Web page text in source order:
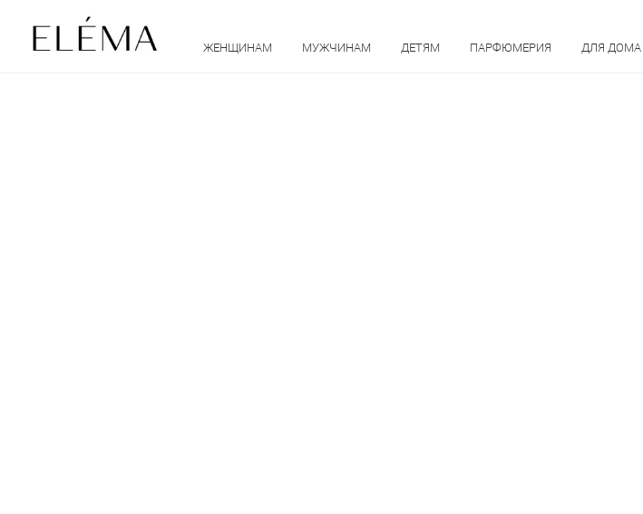
ЖЕНЩИНАМ МУЖЧИНАМ ДЕТЯМ ПАРФЮМЕРИЯ ДЛЯ ДОМА